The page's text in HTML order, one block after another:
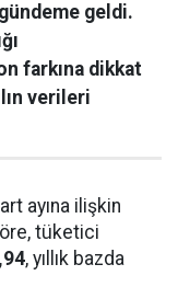
geldi.
farkına dikkat
verileri
ayına ilişkin
tüketici
, yıllık bazda